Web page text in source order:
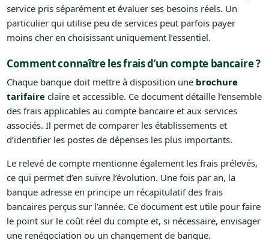
service pris séparément et évaluer ses besoins réels. Un
particulier qui utilise peu de services peut parfois payer
moins cher en choisissant uniquement l’essentiel.
Comment connaître les frais d’un compte bancaire ?
Chaque banque doit mettre à disposition une brochure
tarifaireclaire et accessible. Ce document détaille l’ensemble
des frais applicables au compte bancaire et aux services
associés. Il permet de comparer les établissements et
d’identifier les postes de dépenses les plus importants.
Le relevé de compte mentionne également les frais prélevés,
ce qui permet d’en suivre l’évolution. Une fois par an, la
banque adresse en principe un récapitulatif des frais
bancaires perçus sur l’année. Ce document est utile pour faire
le point sur le coût réel du compte et, si nécessaire, envisager
une renégociation ou un changement de banque.